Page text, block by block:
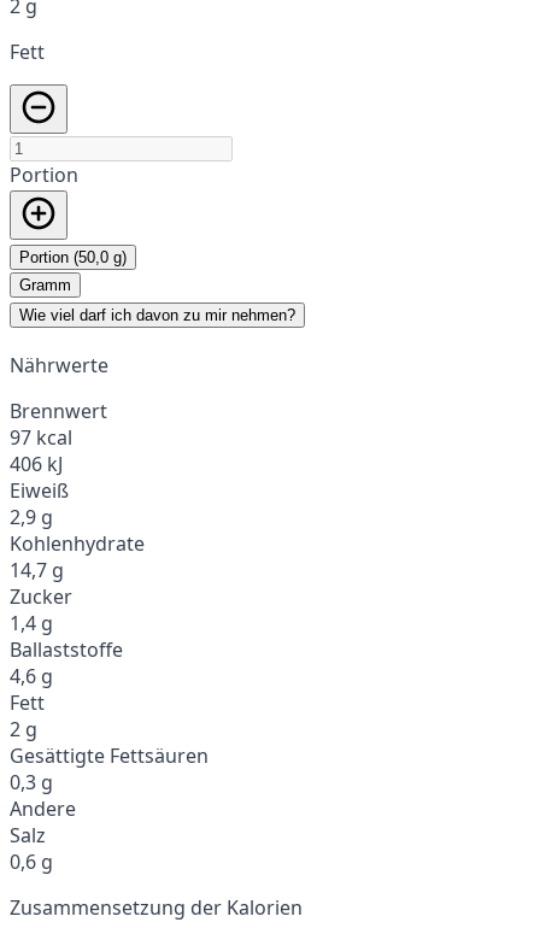
2 g
Fett
Portion
Portion (50,0 g)
Gramm
Wie viel darf ich davon zu mir nehmen?
Nährwerte
Brennwert
97 kcal
406 kJ
Eiweiß
2,9 g
Kohlenhydrate
14,7 g
Zucker
1,4 g
Ballaststoffe
4,6 g
Fett
2 g
Gesättigte Fettsäuren
0,3 g
Andere
Salz
0,6 g
Zusammensetzung der Kalorien